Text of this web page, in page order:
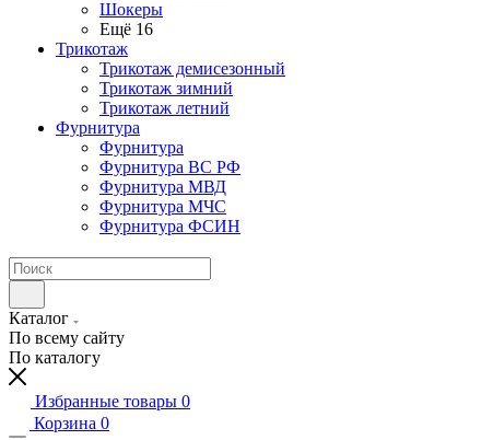
Шокеры
Ещё 16
Трикотаж
Трикотаж демисезонный
Трикотаж зимний
Трикотаж летний
Фурнитура
Фурнитура
Фурнитура ВС РФ
Фурнитура МВД
Фурнитура МЧС
Фурнитура ФСИН
Каталог
По всему сайту
По каталогу
Избранные товары 0
Корзина 0